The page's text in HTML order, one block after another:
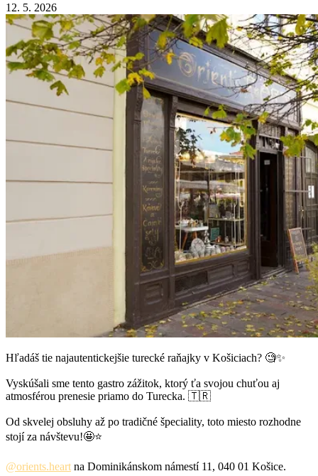
12. 5. 2026
Hľadáš tie najautentickejšie turecké raňajky v Košiciach? 🧐✨
Vyskúšali sme tento gastro zážitok, ktorý ťa svojou chuťou aj
atmosférou prenesie priamo do Turecka. 🇹🇷
Od skvelej obsluhy až po tradičné špeciality, toto miesto rozhodne
stojí za návštevu!🤩⭐️
@orients.heart na Dominikánskom námestí 11, 040 01 Košice.